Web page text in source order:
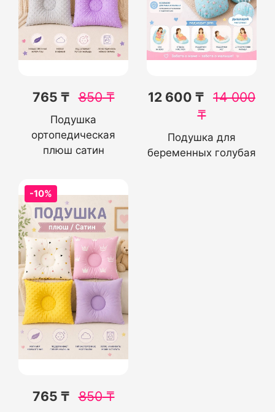
765 ₸ 850₸
Подушка
ортопедическая
плюш сатин
12 600 ₸ 14 000
₸
Подушка для
беременных голубая
-10%
765 ₸ 850₸